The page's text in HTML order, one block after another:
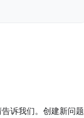
诉我们。创建新问题